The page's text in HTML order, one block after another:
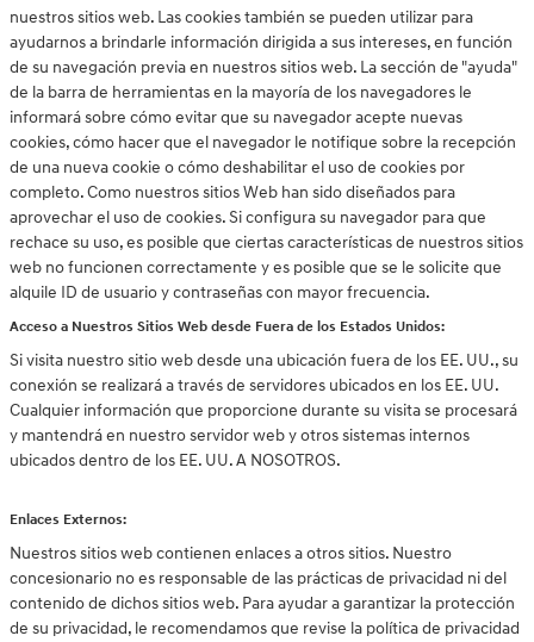
nuestros sitios web. Las cookies también se pueden utilizar para
ayudarnos a brindarle información dirigida a sus intereses, en función
de su navegación previa en nuestros sitios web. La sección de "ayuda"
de la barra de herramientas en la mayoría de los navegadores le
informará sobre cómo evitar que su navegador acepte nuevas
cookies, cómo hacer que el navegador le notifique sobre la recepción
de una nueva cookie o cómo deshabilitar el uso de cookies por
completo. Como nuestros sitios Web han sido diseñados para
aprovechar el uso de cookies. Si configura su navegador para que
rechace su uso, es posible que ciertas características de nuestros sitios
web no funcionen correctamente y es posible que se le solicite que
alquile ID de usuario y contraseñas con mayor frecuencia.
Acceso a Nuestros Sitios Web desde Fuera de los Estados Unidos:
Si visita nuestro sitio web desde una ubicación fuera de los EE. UU., su
conexión se realizará a través de servidores ubicados en los EE. UU.
Cualquier información que proporcione durante su visita se procesará
y mantendrá en nuestro servidor web y otros sistemas internos
ubicados dentro de los EE. UU. A NOSOTROS.
Enlaces Externos:
Nuestros sitios web contienen enlaces a otros sitios. Nuestro
concesionario no es responsable de las prácticas de privacidad ni del
contenido de dichos sitios web. Para ayudar a garantizar la protección
de su privacidad, le recomendamos que revise la política de privacidad